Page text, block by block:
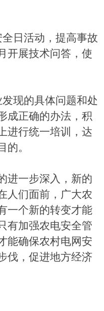
日活动，提高事故
开展技术问答，使
现的具体问题和处
成正确的办法，积
进行统一培训，达
的。
进一步深入，新的
人们面前，广大农
一个新的转变才能
有加强农电安全管
能确保农村电网安
伐，促进地方经济